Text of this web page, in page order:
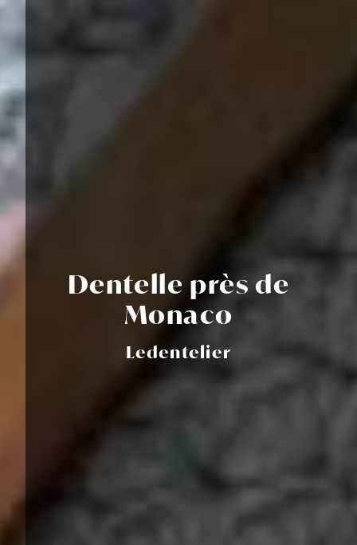
Dentelle près de
Monaco
Ledentelier